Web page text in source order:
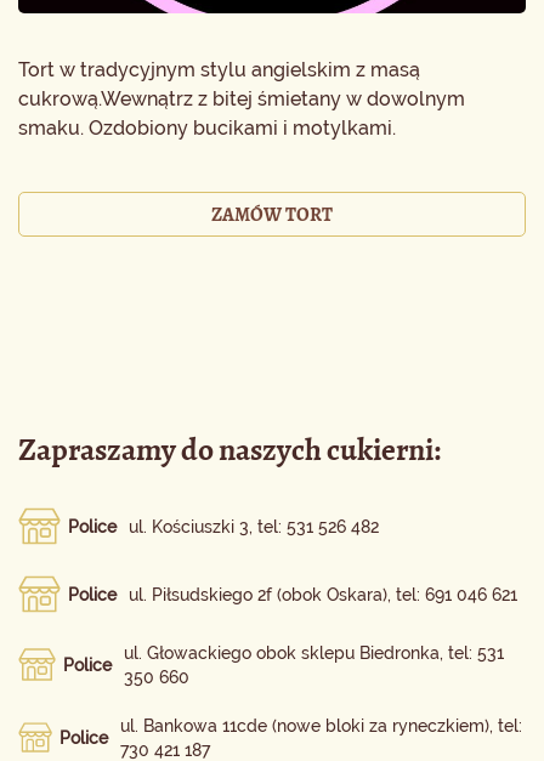
Tort w tradycyjnym stylu angielskim z masą
cukrową.Wewnątrz z bitej śmietany w dowolnym
smaku. Ozdobiony bucikami i motylkami.
ZAMÓW TORT
Zapraszamy do naszych cukierni:
Police ul. Kościuszki 3, tel: 531 526 482
Police ul. Piłsudskiego 2f (obok Oskara), tel: 691 046 621
Police
ul. Głowackiego obok sklepu Biedronka, tel: 531
350 660
Police
ul. Bankowa 11cde (nowe bloki za ryneczkiem), tel:
730 421 187